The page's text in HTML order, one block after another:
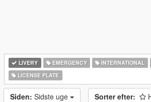
LIVERY EMERGENCY INTERNATIONAL
LICENSE PLATE
Siden: Sidste uge Sorter efter: